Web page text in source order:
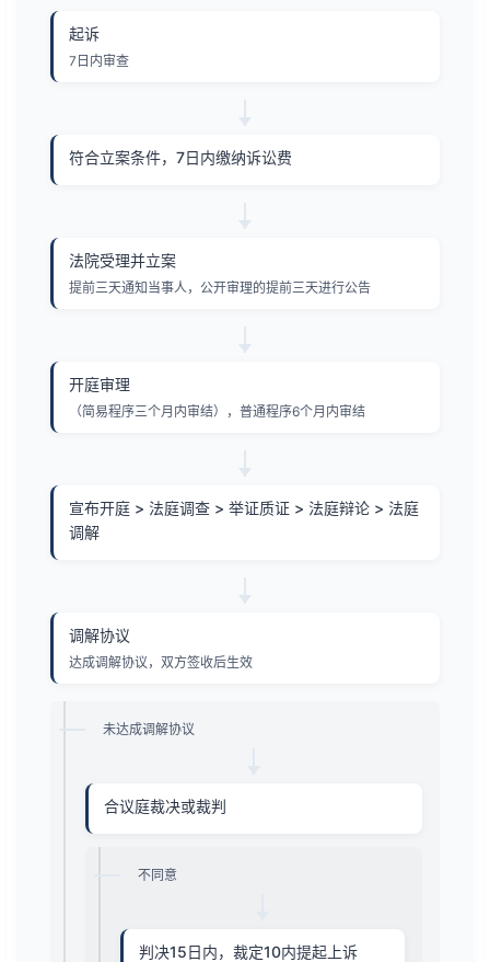
起诉
7日内审查
符合立案条件，7日内缴纳诉讼费
法院受理并立案
提前三天通知当事人，公开审理的提前三天进行公告
开庭审理
（简易程序三个月内审结），普通程序6个月内审结
宣布开庭 > 法庭调查 > 举证质证 > 法庭辩论 > 法庭
调解
调解协议
达成调解协议，双方签收后生效
未达成调解协议
合议庭裁决或裁判
不同意
判决15日内，裁定10内提起上诉